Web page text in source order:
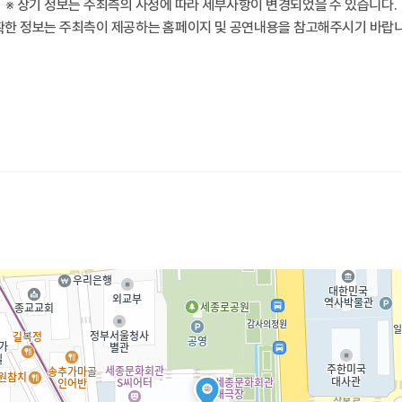
※ 상기 정보는 주최측의 사정에 따라 세부사항이 변경되었을 수 있습니다.
한 정보는 주최측이 제공하는 홈페이지 및 공연내용을 참고해주시기 바랍